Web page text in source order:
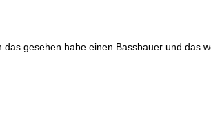
gesehen habe einen Bassbauer und das